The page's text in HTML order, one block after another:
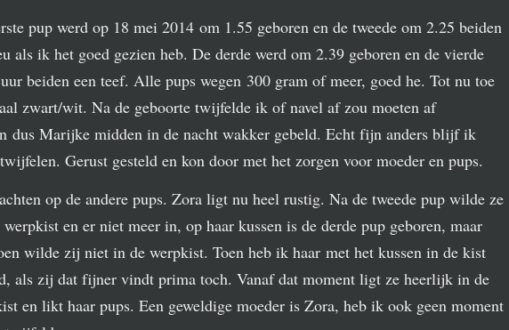
pup werd op 18 mei 2014 om 1.55 geboren en de tweede om 2.25 beiden
als ik het goed gezien heb. De derde werd om 2.39 geboren en de vierde
beiden een teef. Alle pups wegen 300 gram of meer, goed he. Tot nu toe
zwart/wit. Na de geboorte twijfelde ik of navel af zou moeten af
dus Marijke midden in de nacht wakker gebeld. Echt fijn anders blijf ik
Gerust gesteld en kon door met het zorgen voor moeder en pups.
op de andere pups. Zora ligt nu heel rustig. Na de tweede pup wilde ze
en er niet meer in, op haar kussen is de derde pup geboren, maar
wilde zij niet in de werpkist. Toen heb ik haar met het kussen in de kist
als zij dat fijner vindt prima toch. Vanaf dat moment ligt ze heerlijk in de
en likt haar pups. Een geweldige moeder is Zora, heb ik ook geen moment